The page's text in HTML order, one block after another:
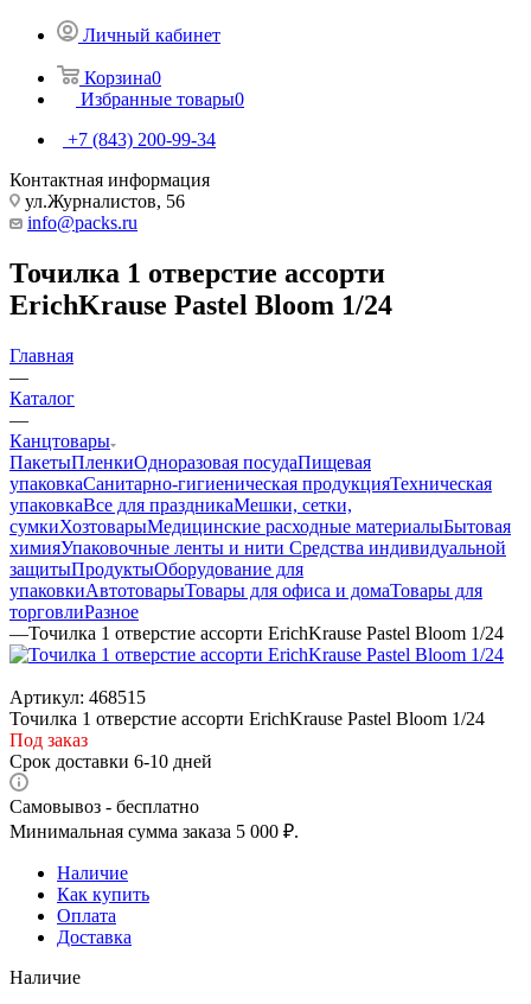
Личный кабинет
Корзина0
Избранные товары0
+7 (843) 200-99-34
Контактная информация
ул.Журналистов, 56
info@packs.ru
Точилка 1 отверстие ассорти
ErichKrause Pastel Bloom 1/24
Главная
—
Каталог
—
Канцтовары
ПакетыПленкиОдноразовая посудаПищевая
упаковкаСанитарно-гигиеническая продукцияТехническая
упаковкаВсе для праздникаМешки, сетки,
сумкиХозтоварыМедицинские расходные материалыБытовая
химияУпаковочные ленты и нити Средства индивидуальной
защитыПродуктыОборудование для
упаковкиАвтотоварыТовары для офиса и домаТовары для
торговлиРазное
—Точилка 1 отверстие ассорти ErichKrause Pastel Bloom 1/24
Артикул: 468515
Точилка 1 отверстие ассорти ErichKrause Pastel Bloom 1/24
Под заказ
Срок доставки 6-10 дней
Самовывоз - бесплатно
Минимальная сумма заказа 5 000 ₽.
Наличие
Как купить
Оплата
Доставка
Наличие